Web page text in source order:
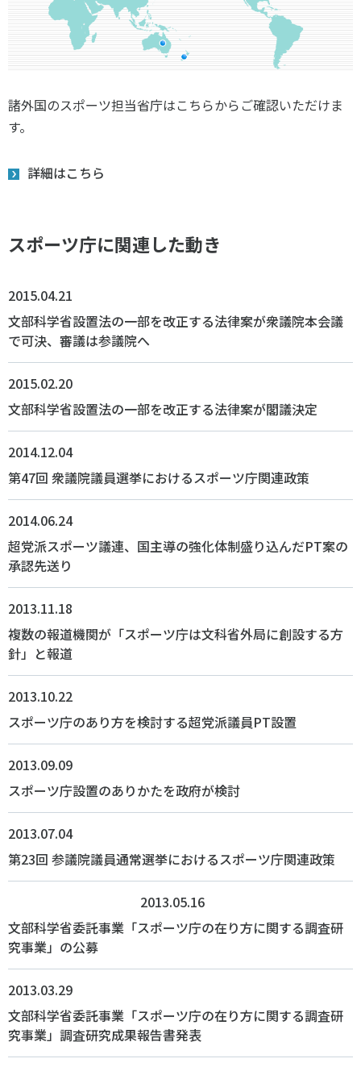
諸外国のスポーツ担当省庁はこちらからご確認いただけま
す。
詳細はこちら
スポーツ庁に関連した動き
2015.04.21
文部科学省設置法の一部を改正する法律案が衆議院本会議
で可決、審議は参議院へ
2015.02.20
文部科学省設置法の一部を改正する法律案が閣議決定
2014.12.04
第47回 衆議院議員選挙におけるスポーツ庁関連政策
2014.06.24
超党派スポーツ議連、国主導の強化体制盛り込んだPT案の
承認先送り
2013.11.18
複数の報道機関が「スポーツ庁は文科省外局に創設する方
針」と報道
2013.10.22
スポーツ庁のあり方を検討する超党派議員PT設置
2013.09.09
スポーツ庁設置のありかたを政府が検討
2013.07.04
第23回 参議院議員通常選挙におけるスポーツ庁関連政策
2013.05.16
文部科学省委託事業「スポーツ庁の在り方に関する調査研
究事業」の公募
2013.03.29
文部科学省委託事業「スポーツ庁の在り方に関する調査研
究事業」調査研究成果報告書発表